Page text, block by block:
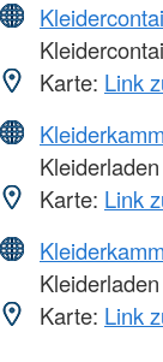
Karte: Link
Karte: Link
Karte: Link